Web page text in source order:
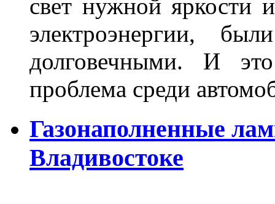
свет нужной яркости
электроэнергии,
долговечными. И
проблема среди
Газонаполненные
Владивостоке